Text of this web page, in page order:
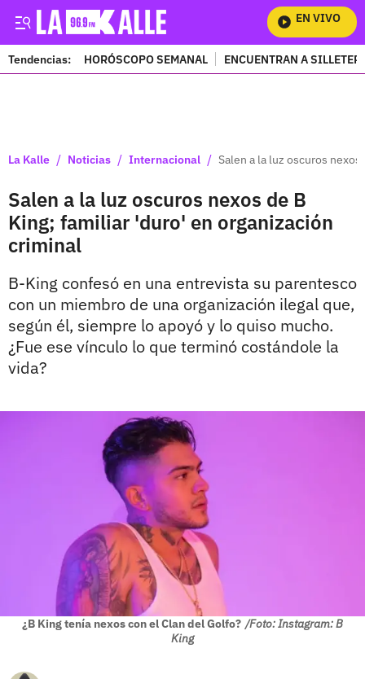
EN VIVO
Mira
Tendencias: HORÓSCOPO SEMANAL ENCUENTRAN A
La Kalle / Noticias / Internacional / Salen a la luz oscuros
Salen a la luz oscuros nexos de B
King; familiar 'duro' en organización
criminal
B-King confesó en una entrevista su parentesco
con un miembro de una organización ilegal que,
según él, siempre lo apoyó y lo quiso mucho.
¿Fue ese vínculo lo que terminó costándole la
vida?
¿B King tenía nexos con el Clan del Golfo? /Foto: Instagram: B
King